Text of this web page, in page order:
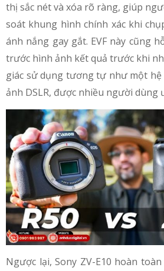
thị sắc nét và xóa rõ ràng, giúp
soát khung hình chính xác khi
ánh nắng gay gắt. EVF này cũng
trước hình ảnh kết quả trước khi
giác sử dụng tương tự như một
ảnh DSLR, được nhiều người dùng
Ngược lại, Sony ZV-E10 hoàn